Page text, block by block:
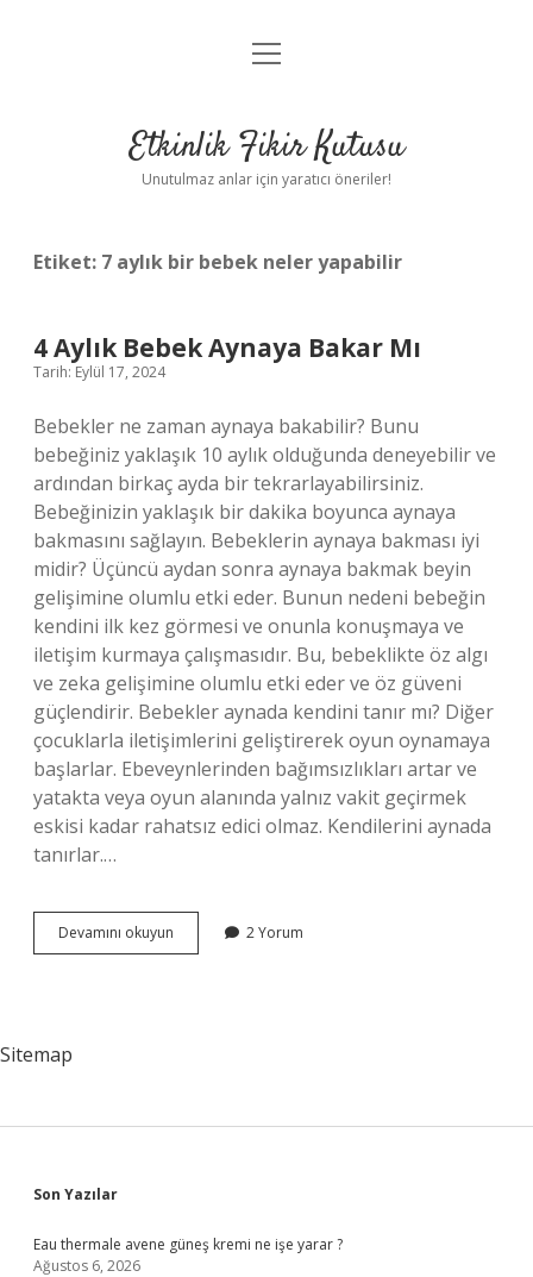
Anasayfa
Yasal Uyarı
menüyü
Etkinlik Fikir Kutusu
Unutulmaz anlar için yaratıcı öneriler!
Etiket: 7 aylık bir bebek neler yapabilir
4 Aylık Bebek Aynaya Bakar Mı
Tarih: Eylül 17, 2024
Bebekler ne zaman aynaya bakabilir? Bunu
bebeğiniz yaklaşık 10 aylık olduğunda deneyebilir ve
ardından birkaç ayda bir tekrarlayabilirsiniz.
Bebeğinizin yaklaşık bir dakika boyunca aynaya
bakmasını sağlayın. Bebeklerin aynaya bakması iyi
midir? Üçüncü aydan sonra aynaya bakmak beyin
gelişimine olumlu etki eder. Bunun nedeni bebeğin
kendini ilk kez görmesi ve onunla konuşmaya ve
iletişim kurmaya çalışmasıdır. Bu, bebeklikte öz algı
ve zeka gelişimine olumlu etki eder ve öz güveni
güçlendirir. Bebekler aynada kendini tanır mı? Diğer
çocuklarla iletişimlerini geliştirerek oyun oynamaya
başlarlar. Ebeveynlerinden bağımsızlıkları artar ve
yatakta veya oyun alanında yalnız vakit geçirmek
eskisi kadar rahatsız edici olmaz. Kendilerini aynada
tanırlar.…
Devamını okuyun
Aylık
2 Yorum
Sitemap
Sidebar
Son Yazılar
Eau thermale avene güneş kremi ne işe yarar ?
Ağustos 6, 2026